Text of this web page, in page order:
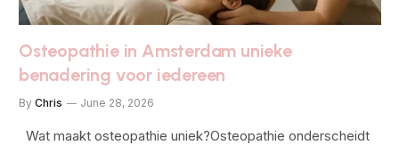
Osteopathie in Amsterdam unieke
benadering voor iedereen
By Chris June 28, 2026
Wat maakt osteopathie uniek?Osteopathie onderscheidt